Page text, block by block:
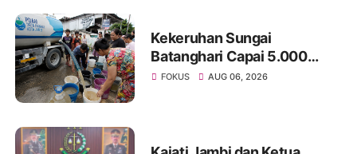
Kekeruhan Sungai
Batanghari Capai 5.000
NTU, Distribusi Air PDAM
FOKUS AUG 06, 2026